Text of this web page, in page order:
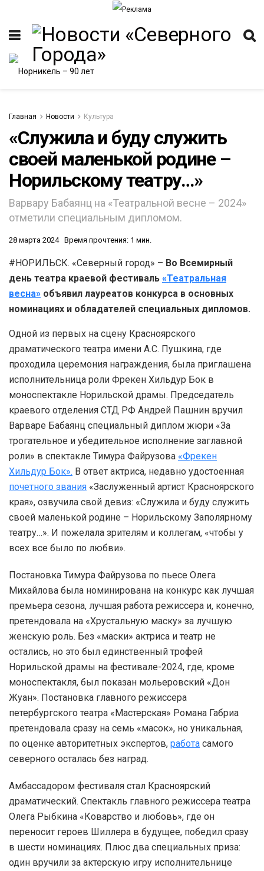
Главная Новости Культура
«Служила и буду служить
своей маленькой родине –
Норильскому театру…»
Варвару Бабаянц на «Театральной весне – 2024»
отметили специальным дипломом.
28 марта 2024 Время прочтения: 1 мин.
#НОРИЛЬСК. «Северный город» – Во Всемирный
день театра краевой фестиваль «Театральная
весна» объявил лауреатов конкурса в основных
номинациях и обладателей специальных дипломов.
Одной из первых на сцену Красноярского
драматического театра имени А.С. Пушкина, где
проходила церемония награждения, была приглашена
исполнительница роли Фрекен Хильдур Бок в
моноспектакле Норильской драмы. Председатель
краевого отделения СТД РФ Андрей Пашнин вручил
Варваре Бабаянц специальный диплом жюри «За
трогательное и убедительное исполнение заглавной
роли» в спектакле Тимура Файрузова «Фрекен
Хильдур Бок». В ответ актриса, недавно удостоенная
почетного звания «Заслуженный артист Красноярского
края», озвучила свой девиз: «Служила и буду служить
своей маленькой родине – Норильскому Заполярному
театру…». И пожелала зрителям и коллегам, «чтобы у
всех все было по любви».
Постановка Тимура Файрузова по пьесе Олега
Михайлова была номинирована на конкурс как лучшая
премьера сезона, лучшая работа режиссера и, конечно,
претендовала на «Хрустальную маску» за лучшую
женскую роль. Без «маски» актриса и театр не
остались, но это был единственный трофей
Норильской драмы на фестивале-2024, где, кроме
моноспектакля, был показан мольеровский «Дон
Жуан». Постановка главного режиссера
петербургского театра «Мастерская» Романа Габриа
претендовала сразу на семь «масок», но уникальная,
по оценке авторитетных экспертов, работа самого
северного осталась без наград.
Амбассадором фестиваля стал Красноярский
драматический. Спектакль главного режиссера театра
Олега Рыбкина «Коварство и любовь», где он
переносит героев Шиллера в будущее, победил сразу
в шести номинациях. Плюс два специальных приза:
один вручили за актерскую игру исполнительнице